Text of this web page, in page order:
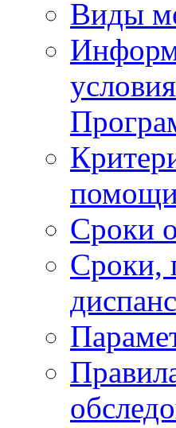
Виды
Сроки
Сроки,